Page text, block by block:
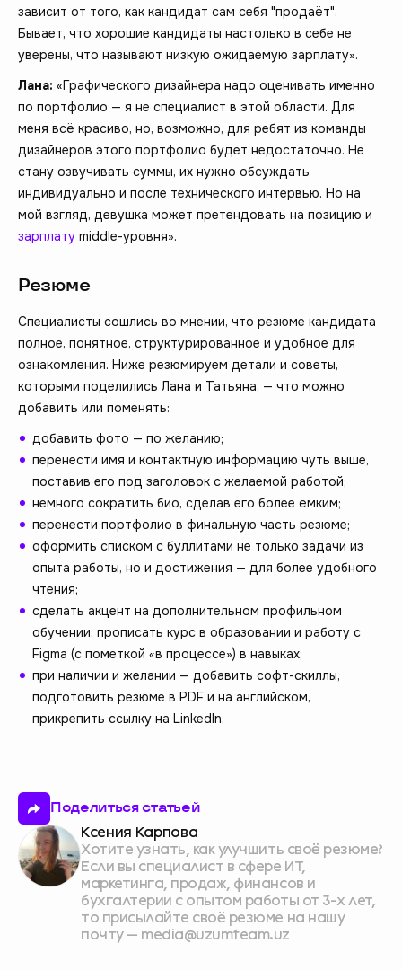
зависит от того, как кандидат сам себя "продаёт".
Бывает, что хорошие кандидаты настолько в себе не
уверены, что называют низкую ожидаемую зарплату».
Лана: «Графического дизайнера надо оценивать именно
по портфолио — я не специалист в этой области. Для
меня всё красиво, но, возможно, для ребят из команды
дизайнеров этого портфолио будет недостаточно. Не
стану озвучивать суммы, их нужно обсуждать
индивидуально и после технического интервью. Но на
мой взгляд, девушка может претендовать на позицию и
зарплату middle-уровня».
Резюме
Специалисты сошлись во мнении, что резюме кандидата
полное, понятное, структурированное и удобное для
ознакомления. Ниже резюмируем детали и советы,
которыми поделились Лана и Татьяна, — что можно
добавить или поменять:
добавить фото — по желанию;
перенести имя и контактную информацию чуть выше,
поставив его под заголовок с желаемой работой;
немного сократить био, сделав его более ёмким;
перенести портфолио в финальную часть резюме;
оформить списком с буллитами не только задачи из
опыта работы, но и достижения — для более удобного
чтения;
сделать акцент на дополнительном профильном
обучении: прописать курс в образовании и работу с
Figma (с пометкой «в процессе») в навыках;
при наличии и желании — добавить софт-скиллы,
подготовить резюме в PDF и на английском,
прикрепить ссылку на LinkedIn.
Поделиться статьей
Ксения Карпова
Хотите узнать, как улучшить своё резюме?
Если вы специалист в сфере ИТ,
маркетинга, продаж, финансов и
бухгалтерии с опытом работы от 3-х лет,
то присылайте своё резюме на нашу
почту — media@uzumteam.uz